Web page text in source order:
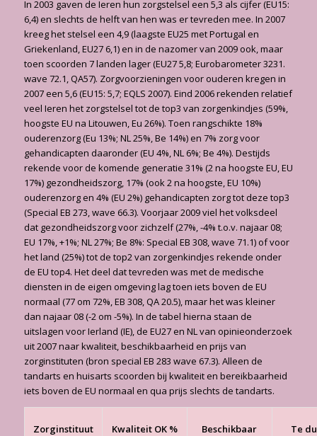
In 2003 gaven de Ieren hun zorgstelsel een 5,3 als cijfer (EU15:
6,4) en slechts de helft van hen was er tevreden mee. In 2007
kreeg het stelsel een 4,9 (laagste EU25 met Portugal en
Griekenland, EU27 6,1) en in de nazomer van 2009 ook, maar
toen scoorden 7 landen lager (EU27 5,8; Eurobarometer 3231.
wave 72.1, QA57). Zorgvoorzieningen voor ouderen kregen in
2007 een 5,6 (EU15: 5,7; EQLS 2007). Eind 2006 rekenden relatief
veel Ieren het zorgstelsel tot de top3 van zorgenkindjes (59%,
hoogste EU na Litouwen, Eu 26%). Toen rangschikte 18%
ouderenzorg (Eu 13%; NL 25%, Be 14%) en 7% zorg voor
gehandicapten daaronder (EU 4%, NL 6%; Be 4%). Destijds
rekende voor de komende generatie 31% (2 na hoogste EU, EU
17%) gezondheidszorg, 17% (ook 2 na hoogste, EU 10%)
ouderenzorg en 4% (EU 2%) gehandicapten zorg tot deze top3
(Special EB 273, wave 66.3). Voorjaar 2009 viel het volksdeel
dat gezondheidszorg voor zichzelf (27%, -4% t.o.v. najaar 08;
EU 17%, +1%; NL 27%; Be 8%: Special EB 308, wave 71.1) of voor
het land (25%) tot de top2 van zorgenkindjes rekende onder
de EU top4. Het deel dat tevreden was met de medische
diensten in de eigen omgeving lag toen iets boven de EU
normaal (77 om 72%, EB 308, QA 20.5), maar het was kleiner
dan najaar 08 (-2 om -5%). In de tabel hierna staan de
uitslagen voor Ierland (IE), de EU27 en NL van opinieonderzoek
uit 2007 naar kwaliteit, beschikbaarheid en prijs van
zorginstituten (bron special EB 283 wave 67.3). Alleen de
tandarts en huisarts scoorden bij kwaliteit en bereikbaarheid
iets boven de EU normaal en qua prijs slechts de tandarts.
Zorginstituut
Kwaliteit OK %
Beschikbaar
Te